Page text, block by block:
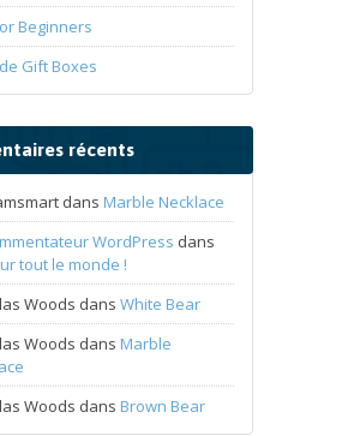
Beginners
Gift Boxes
récents
dans Marble Necklace
WordPress dans
tout le monde !
Woods dans White Bear
Woods dans Marble
Woods dans Brown Bear